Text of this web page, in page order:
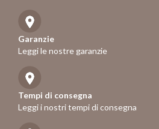
Garanzie
Leggi le nostre garanzie
Tempi di consegna
Leggi i nostri tempi di consegna